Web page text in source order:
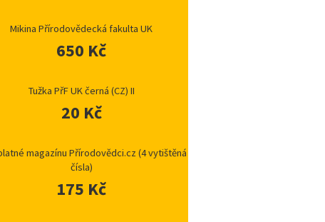
Mikina Přírodovědecká fakulta UK
650 Kč
Tužka PřF UK černá (CZ) II
20 Kč
magazínu Přírodovědci.cz (4 vytištěná
čísla)
175 Kč